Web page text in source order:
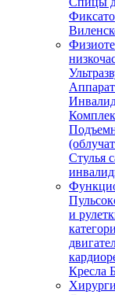
Стулья
и
Кресла